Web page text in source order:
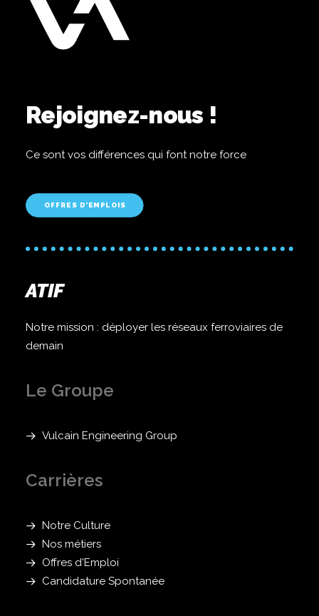
Rejoignez-nous !
Ce sont vos différences qui font notre force
OFFRES D'EMPLOIS
ATIF
Notre mission : déployer les réseaux ferroviaires de
demain
Le Groupe
Vulcain Engineering Group
Carrières
Notre Culture
Nos métiers
Offres d'Emploi
Candidature Spontanée